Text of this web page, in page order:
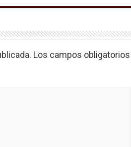
Los campos obligatorios